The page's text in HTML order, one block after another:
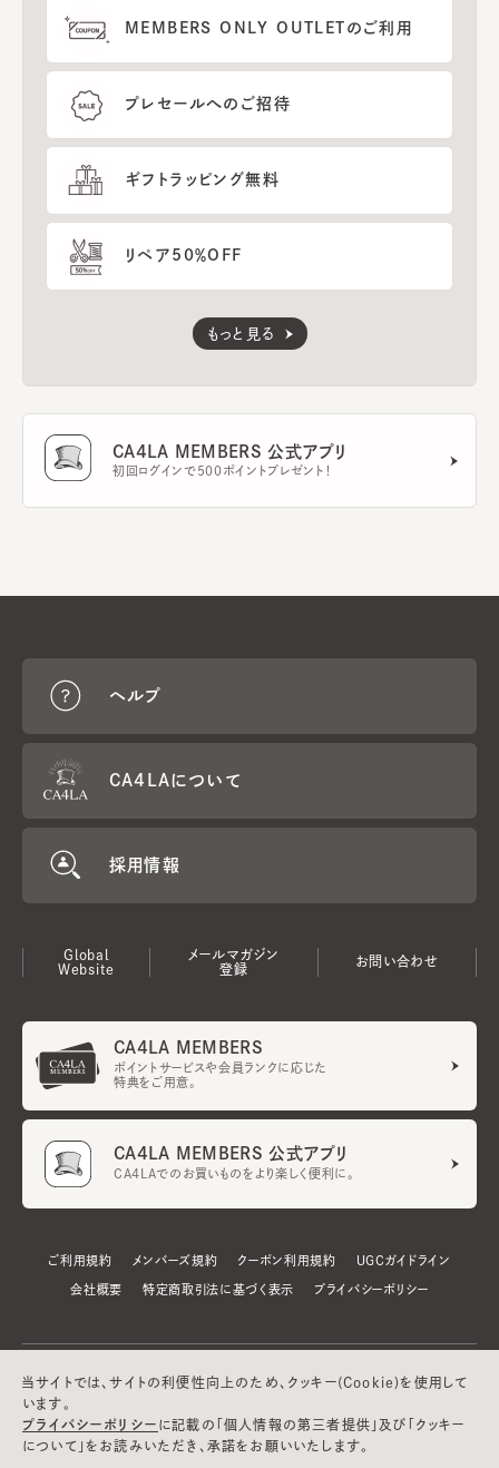
MEMBERS ONLY OUTLETのご利用
プレセールへのご招待
ギフトラッピング無料
リペア50％OFF
もっと見る
CA4LA MEMBERS 公式アプリ
初回ログインで500ポイントプレゼント！
ヘルプ
CA4LAについて
採用情報
Global
Website
メールマガジン
登録
お問い合わせ
CA4LA MEMBERS
ポイントサービスや会員ランクに応じた
特典をご用意。
CA4LA MEMBERS 公式アプリ
CA4LAでのお買いものをより楽しく便利に。
ご利用規約 メンバーズ規約 クーポン利用規約 UGCガイドライン
会社概要 特定商取引法に基づく表示 プライバシーポリシー
当サイトでは、サイトの利便性向上のため、クッキー(Cookie)を使用して
います。
プライバシーポリシー に記載の「個人情報の第三者提供」及び「クッキー
について」をお読みいただき、承諾をお願いいたします。